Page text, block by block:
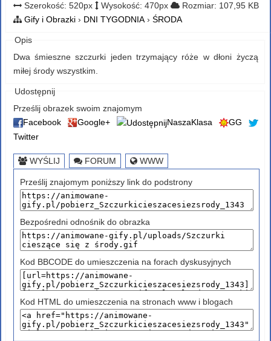
Szerokość: 520px Wysokość: 470px
Rozmiar: 107,95 KB
Gify i Obrazki› DNI TYGODNIA › ŚRODA
Opis
Dwa śmieszne szczurki jeden trzymający róże w dłoni życzą
miłej środy wszystkim.
Udostępnij
Prześlij obrazek swoim znajomym
Facebook
Google+ NaszaKlasa
GG
Twitter
WYŚLIJ FORUM WWW
Prześlij znajomym poniższy link do podstrony
Bezpośredni odnośnik do obrazka
Kod BBCODE do umieszczenia na forach dyskusyjnych
Kod HTML do umieszczenia na stronach www i blogach